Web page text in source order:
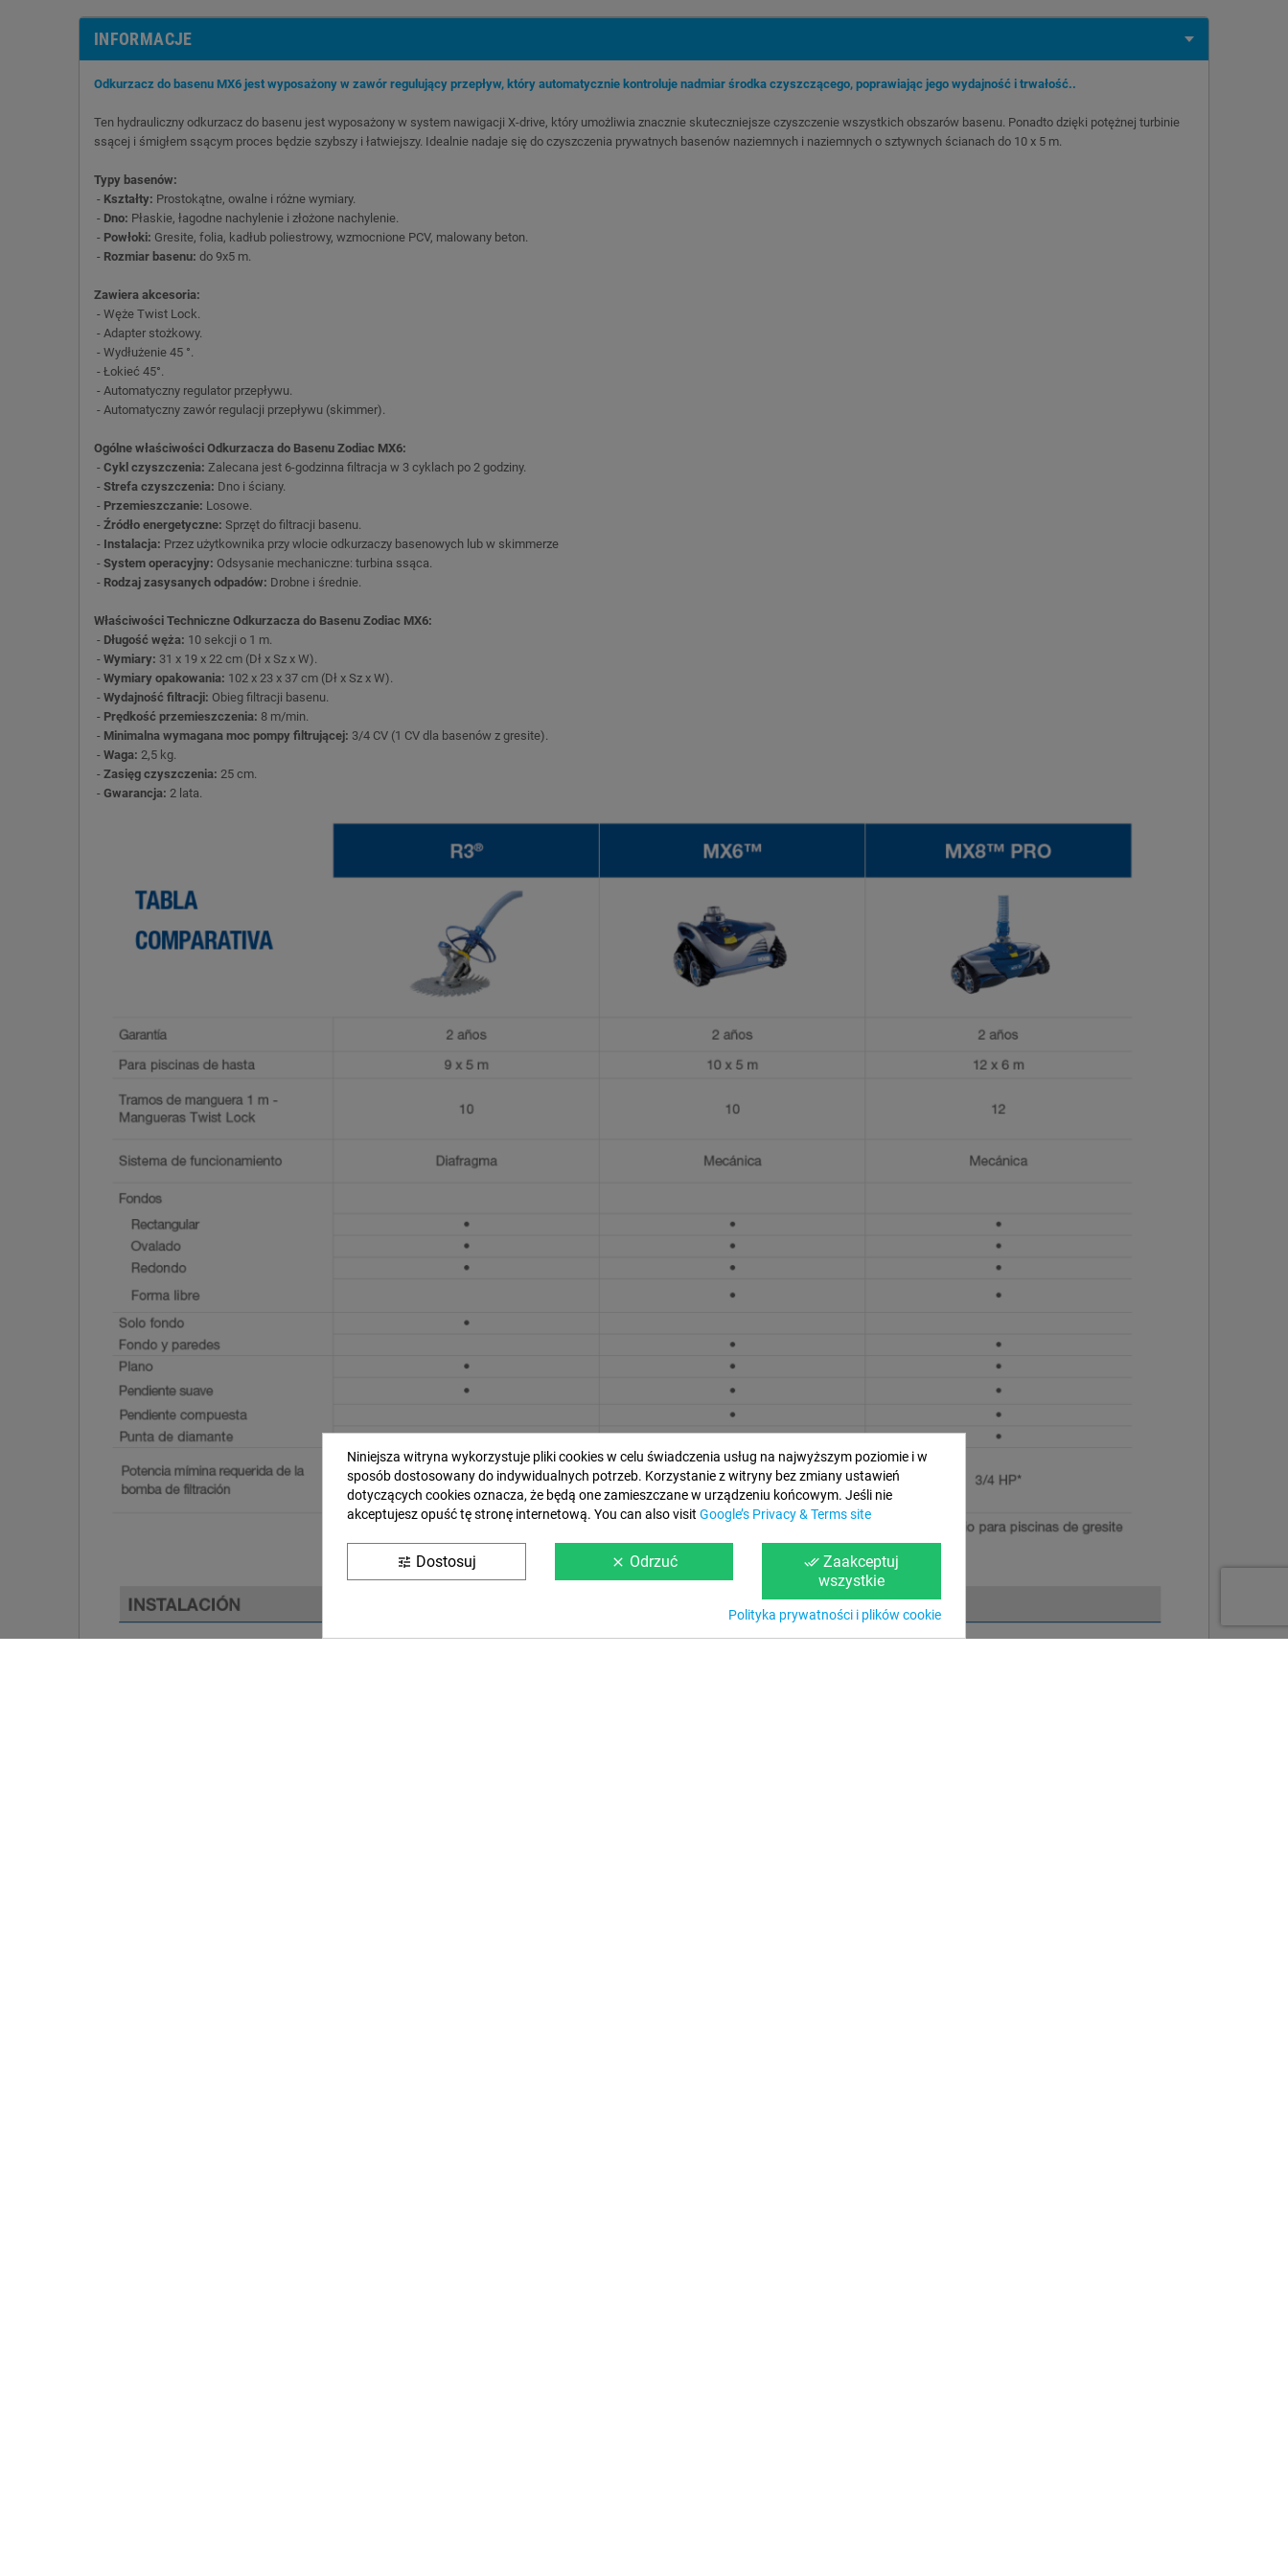
INFORMACJE
Odkurzacz do basenu MX6 jest wyposażony w zawór regulujący przepływ, który automatycznie kontroluje nadmiar środka czyszczącego, poprawiając jego wydajność i trwałość..
Ten hydrauliczny odkurzacz do basenu jest wyposażony w system nawigacji X-drive, który umożliwia znacznie skuteczniejsze czyszczenie wszystkich obszarów basenu. Ponadto dzięki potężnej turbinie
ssącej i śmigłem ssącym proces będzie szybszy i łatwiejszy. Idealnie nadaje się do czyszczenia prywatnych basenów naziemnych i naziemnych o sztywnych ścianach do 10 x 5 m.
Typy basenów:
- Kształty: Prostokątne, owalne i różne wymiary.
- Dno: Płaskie, łagodne nachylenie i złożone nachylenie.
- Powłoki: Gresite, folia, kadłub poliestrowy, wzmocnione PCV, malowany beton.
- Rozmiar basenu: do 9x5 m.
Zawiera akcesoria:
- Węże Twist Lock.
- Adapter stożkowy.
- Wydłużenie 45 °.
- Łokieć 45°.
- Automatyczny regulator przepływu.
- Automatyczny zawór regulacji przepływu (skimmer).
Ogólne właściwości Odkurzacza do Basenu Zodiac MX6:
- Cykl czyszczenia: Zalecana jest 6-godzinna filtracja w 3 cyklach po 2 godziny.
- Strefa czyszczenia: Dno i ściany.
- Przemieszczanie: Losowe.
- Źródło energetyczne: Sprzęt do filtracji basenu.
- Instalacja: Przez użytkownika przy wlocie odkurzaczy basenowych lub w skimmerze
- System operacyjny: Odsysanie mechaniczne: turbina ssąca.
- Rodzaj zasysanych odpadów: Drobne i średnie.
Właściwości Techniczne Odkurzacza do Basenu Zodiac MX6:
- Długość węża: 10 sekcji o 1 m.
- Wymiary: 31 x 19 x 22 cm (Dł x Sz x W).
- Wymiary opakowania: 102 x 23 x 37 cm (Dł x Sz x W).
- Wydajność filtracji: Obieg filtracji basenu.
- Prędkość przemieszczenia: 8 m/min.
- Minimalna wymagana moc pompy filtrującej: 3/4 CV (1 CV dla basenów z gresite).
- Waga: 2,5 kg.
- Zasięg czyszczenia: 25 cm.
- Gwarancja: 2 lata.
Niniejsza witryna wykorzystuje pliki cookies w celu świadczenia usług na najwyższym poziomie i w
sposób dostosowany do indywidualnych potrzeb. Korzystanie z witryny bez zmiany ustawień
dotyczących cookies oznacza, że będą one zamieszczane w urządzeniu końcowym. Jeśli nie
akceptujesz opuść tę stronę internetową. You can also visit Google’s Privacy & Terms site
tune Dostosuj clear Odrzuć done_all Zaakceptuj
wszystkie
Polityka prywatności i plików cookie